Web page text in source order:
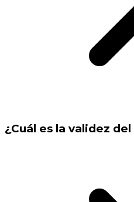
¿Cuál es la validez